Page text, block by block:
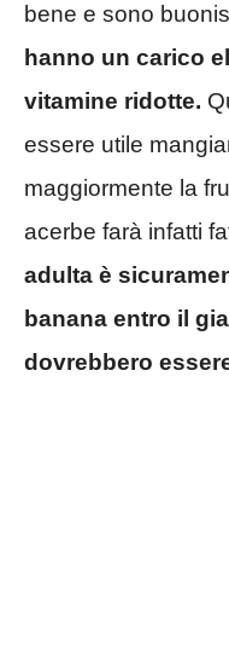
bene e sono
hanno un carico
vitamine ridotte.
essere utile
maggiormente la
acerbe farà infatti
adulta è
banana entro il
dovrebbero